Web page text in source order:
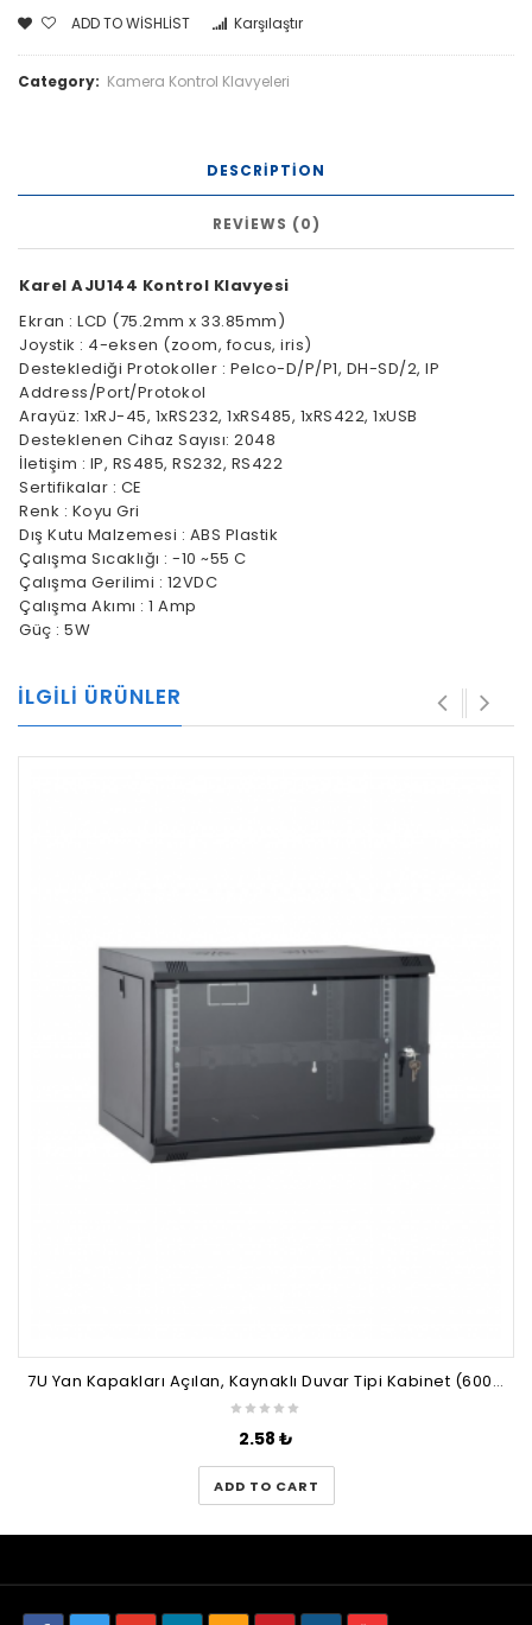
ADD TO WISHLIST Karşılaştır
Category: Kamera Kontrol Klavyeleri
DESCRIPTION
REVIEWS (0)
Karel AJU144 Kontrol Klavyesi
Ekran : LCD (75.2mm x 33.85mm)
Joystik : 4-eksen (zoom, focus, iris)
Desteklediği Protokoller : Pelco-D/P/P1, DH-SD/2, IP
Address/Port/Protokol
Arayüz: 1xRJ-45, 1xRS232, 1xRS485, 1xRS422, 1xUSB
Desteklenen Cihaz Sayısı: 2048
İletişim : IP, RS485, RS232, RS422
Sertifikalar : CE
Renk : Koyu Gri
Dış Kutu Malzemesi : ABS Plastik
Çalışma Sıcaklığı : -10 ~55 C
Çalışma Gerilimi : 12VDC
Çalışma Akımı : 1 Amp
Güç : 5W
İLGILI ÜRÜNLER
7U Yan Kapakları Açılan, Kaynaklı Duvar Tipi Kabinet (600x600)
2.58 ₺
ADD TO CART